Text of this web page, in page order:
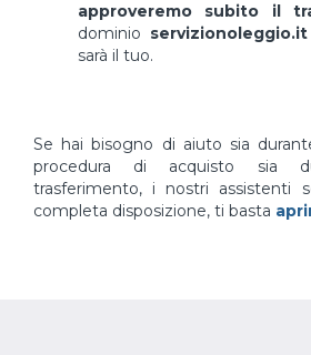
approveremo subito il
dominio servizionoleggio.it
sarà il tuo.
Se hai bisogno di aiuto sia
procedura di acquisto sia
trasferimento, i nostri assistenti
completa disposizione, ti basta